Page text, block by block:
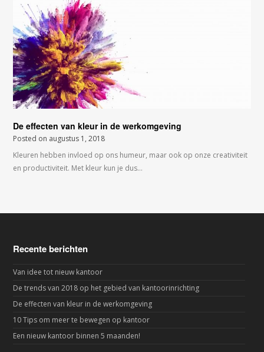
De effecten van kleur in de werkomgeving
Posted on augustus 1, 2018
Kleuren hebben invloed op ons humeur, maar ook op onze creativiteit
en productiviteit. Met kleur kun je dus…
Recente berichten
Van idee tot nieuw kantoor
De trends van 2018 op het gebied van kantoorinrichting
De effecten van kleur in de werkomgeving
10 Tips om meer te bewegen op kantoor
Een nieuw kantoor binnen 5 maanden!